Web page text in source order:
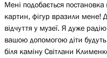
Мені подобається
картин, фігур вразили мене!
відчуття у музеї. Я дуже
вашою допомогою діти
біля каміну Світлани